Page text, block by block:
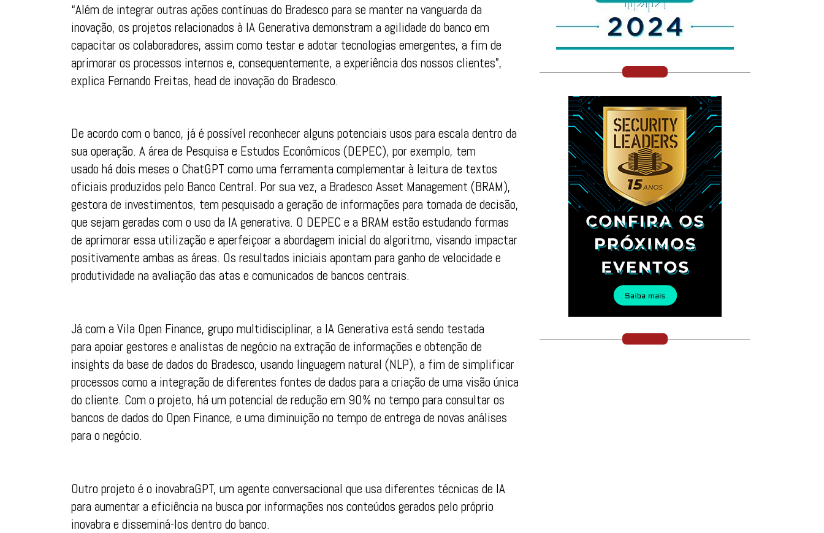
“Além de integrar outras ações contínuas do Bradesco para se manter na vanguarda da
inovação, os projetos relacionados à IA Generativa demonstram a agilidade do banco em
capacitar os colaboradores, assim como testar e adotar tecnologias emergentes, a fim de
aprimorar os processos internos e, consequentemente, a experiência dos nossos clientes”,
explica Fernando Freitas, head de inovação do Bradesco.
De acordo com o banco, já é possível reconhecer alguns potenciais usos para escala dentro da
sua operação. A área de Pesquisa e Estudos Econômicos (DEPEC), por exemplo, tem
usado há dois meses o ChatGPT como uma ferramenta complementar à leitura de textos
oficiais produzidos pelo Banco Central. Por sua vez, a Bradesco Asset Management (BRAM),
gestora de investimentos, tem pesquisado a geração de informações para tomada de decisão,
que sejam geradas com o uso da IA generativa. O DEPEC e a BRAM estão estudando formas
de aprimorar essa utilização e aperfeiçoar a abordagem inicial do algoritmo, visando impactar
positivamente ambas as áreas. Os resultados iniciais apontam para ganho de velocidade e
produtividade na avaliação das atas e comunicados de bancos centrais.
Já com a Vila Open Finance, grupo multidisciplinar, a IA Generativa está sendo testada
para apoiar gestores e analistas de negócio na extração de informações e obtenção de
insights da base de dados do Bradesco, usando linguagem natural (NLP), a fim de simplificar
processos como a integração de diferentes fontes de dados para a criação de uma visão única
do cliente. Com o projeto, há um potencial de redução em 90% no tempo para consultar os
bancos de dados do Open Finance, e uma diminuição no tempo de entrega de novas análises
para o negócio.
Outro projeto é o inovabraGPT, um agente conversacional que usa diferentes técnicas de IA
para aumentar a eficiência na busca por informações nos conteúdos gerados pelo próprio
inovabra e disseminá-los dentro do banco.